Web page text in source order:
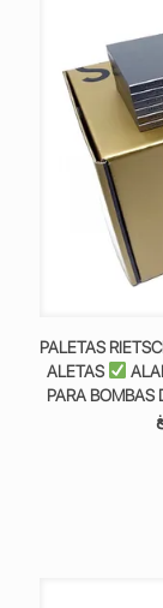
PALETAS
ALETAS
PARA BOMBAS